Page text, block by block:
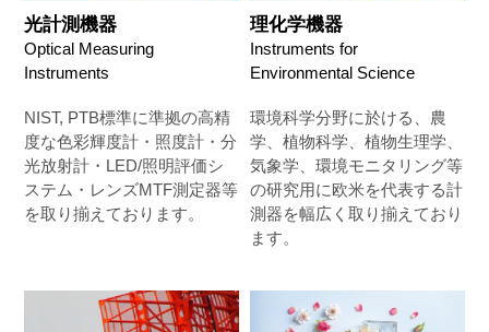
光計測機器
Optical Measuring
Instruments
NIST, PTB標準に準拠の高精
度な色彩輝度計・照度計・分
光放射計・LED/照明評価シ
ステム・レンズMTF測定器等
を取り揃えております。
理化学機器
Instruments for
Environmental Science
環境科学分野に於ける、農
学、植物科学、植物生理学、
気象学、環境モニタリング等
の研究用に欧米を代表する計
測器を幅広く取り揃えており
ます。